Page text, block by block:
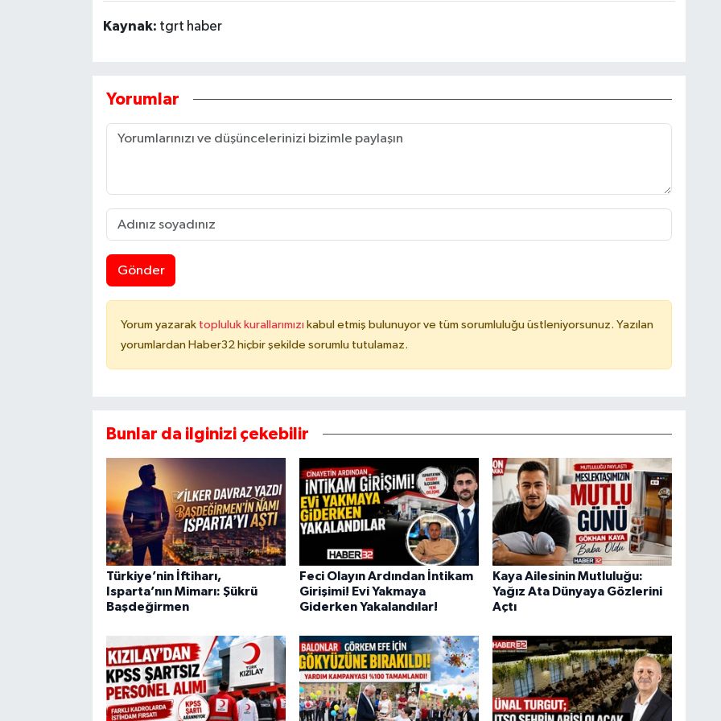
Kaynak: tgrt haber
Yorumlar
Gönder
Yorum yazarak topluluk kurallarımızı kabul etmiş bulunuyor ve tüm sorumluluğu üstleniyorsunuz. Yazılan
yorumlardan Haber32 hiçbir şekilde sorumlu tutulamaz.
Bunlar da ilginizi çekebilir
Türkiye’nin İftiharı,
Isparta’nın Mimarı: Şükrü
Başdeğirmen
Feci Olayın Ardından İntikam
Girişimi! Evi Yakmaya
Giderken Yakalandılar!
Kaya Ailesinin Mutluluğu:
Yağız Ata Dünyaya Gözlerini
Açtı